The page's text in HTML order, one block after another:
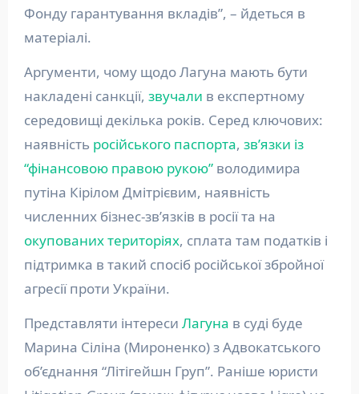
Фонду гарантування вкладів”, – йдеться в
матеріалі.
Аргументи, чому щодо Лагуна мають бути
накладені санкції, звучали в експертному
середовищі декілька років. Серед ключових:
наявність російського паспорта, звʼязки із
“фінансовою правою рукою”володимира
путіна Кірілом Дмітрієвим, наявність
численних бізнес-звʼязків в росії та на
окупованих територіях, сплата там податків і
підтримка в такий спосіб російської збройної
агресії проти України.
Представляти інтереси Лагуна в суді буде
Марина Сіліна (Мироненко) з Адвокатського
об’єднання “Літігейшн Груп”. Раніше юристи